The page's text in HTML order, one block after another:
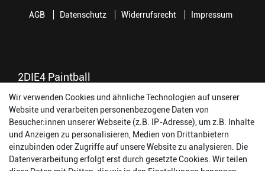
2DIE4 Paintball
56457 Westerburg
Reinhold-Ferger-Straße 26
order@2die4-sports.com
0 26 63/ 9 68 69 37
AGB Datenschutz Widerrufsrecht Impressum
Wir verwenden Cookies und ähnliche Technologien auf unserer
Website und verarbeiten personenbezogene Daten von
Besucher:innen unserer Webseite (z.B. IP-Adresse), um z.B. Inhalte
und Anzeigen zu personalisieren, Medien von Drittanbietern
einzubinden oder Zugriffe auf unsere Website zu analysieren. Die
Datenverarbeitung erfolgt erst durch gesetzte Cookies. Wir teilen